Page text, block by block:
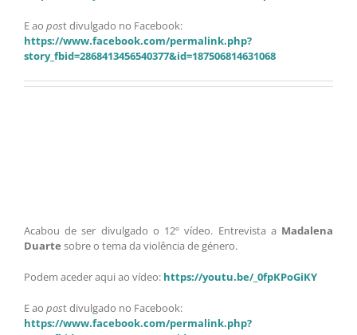
E ao post divulgado no Facebook:
https://www.facebook.com/permalink.php?
story_fbid=2868413456540377&id=187506814631068
Acabou de ser divulgado o 12º vídeo. Entrevista a Madalena
Duarte sobre o tema da violência de género.
Podem aceder aqui ao vídeo: https://youtu.be/_0fpKPoGiKY
E ao post divulgado no Facebook:
https://www.facebook.com/permalink.php?